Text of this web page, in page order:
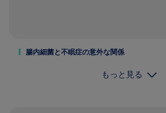
腸内細菌と不眠症の意外な関係
もっと見る